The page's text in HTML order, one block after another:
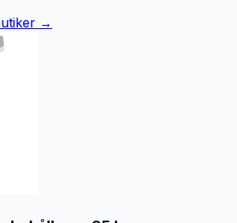
svalt för att optimera fodrets
S: Rymmer 6 liter. Mått: L
cm L: Rymmer 20 liter. Mått: 20 L, L
cm. Hjul och skopa medföljer. XL:
L 46.3 x B 37.5 x H 51.3 cm . Hjul
→